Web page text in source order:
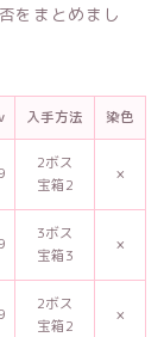
をまとめまし
入手方法 染色
2ボス
宝箱2
×
3ボス
宝箱3
×
2ボス
宝箱2
×